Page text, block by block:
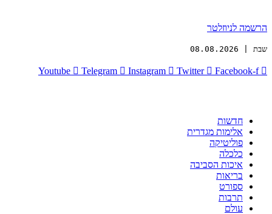
הרשמה לניוזלטר
שבת | 08.08.2026
Youtube Telegram Instagram Twitter Facebook-f
חדשות
אלימות מגדרית
פוליטיקה
כלכלה
איכות הסביבה
בריאות
ספורט
תרבות
עולם